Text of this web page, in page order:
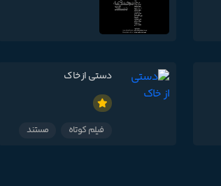
دستی از خاک
فیلم کوتاه مستند